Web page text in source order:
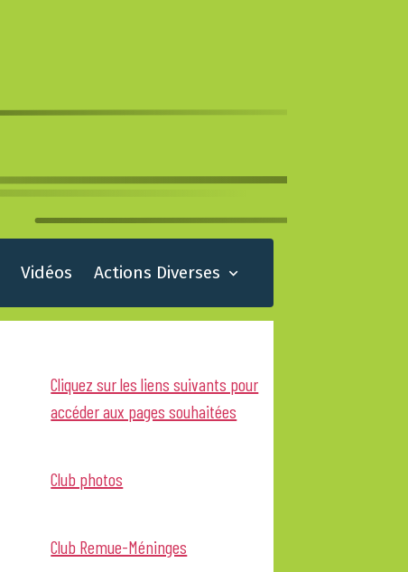
Vidéos Actions Diverses
Cliquez sur les liens suivants pour
accéder aux pages souhaitées
Club photos
Club Remue-Méninges